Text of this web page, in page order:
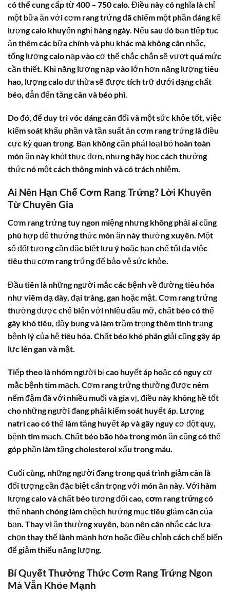
có thể cung cấp từ 400 – 750 calo. Điều này có nghĩa là chỉ
một bữa ăn với cơm rang trứng đã chiếm một phần đáng kể
lượng calo khuyến nghị hàng ngày. Nếu sau đó bạn tiếp tục
ăn thêm các bữa chính và phụ khác mà không cân nhắc,
tổng lượng calo nạp vào cơ thể chắc chắn sẽ vượt quá mức
cần thiết. Khi năng lượng nạp vào lớn hơn năng lượng tiêu
hao, lượng calo dư thừa sẽ được tích trữ dưới dạng chất
béo, dẫn đến tăng cân và béo phì.
Do đó, để duy trì vóc dáng cân đối và một sức khỏe tốt, việc
kiểm soát khẩu phần và tần suất ăn cơm rang trứng là điều
cực kỳ quan trọng. Bạn không cần phải loại bỏ hoàn toàn
món ăn này khỏi thực đơn, nhưng hãy học cách thưởng
thức nó một cách thông minh và có trách nhiệm.
Ai Nên Hạn Chế Cơm Rang Trứng? Lời Khuyên
Từ Chuyên Gia
Cơm rang trứng tuy ngon miệng nhưng không phải ai cũng
phù hợp để thưởng thức món ăn này thường xuyên. Một
số đối tượng cần đặc biệt lưu ý hoặc hạn chế tối đa việc
tiêu thụ cơm rang trứng để bảo vệ sức khỏe.
Đầu tiên là những người mắc các bệnh về đường tiêu hóa
như viêm dạ dày, đại tràng, gan hoặc mật. Cơm rang trứng
thường được chế biến với nhiều dầu mỡ, chất béo có thể
gây khó tiêu, đầy bụng và làm trầm trọng thêm tình trạng
bệnh lý của hệ tiêu hóa. Chất béo khó phân giải cũng gây áp
lực lên gan và mật.
Tiếp theo là nhóm người bị cao huyết áp hoặc có nguy cơ
mắc bệnh tim mạch. Cơm rang trứng thường được nêm
nếm đậm đà với nhiều muối và gia vị, điều này không hề tốt
cho những người đang phải kiểm soát huyết áp. Lượng
natri cao có thể làm tăng huyết áp và gây nguy cơ đột quỵ,
bệnh tim mạch. Chất béo bão hòa trong món ăn cũng có thể
góp phần làm tăng cholesterol xấu trong máu.
Cuối cùng, những người đang trong quá trình giảm cân là
đối tượng cần đặc biệt cẩn trọng với món ăn này. Với hàm
lượng calo và chất béo tương đối cao, cơm rang trứngcó
thể nhanh chóng làm chệch hướng mục tiêu giảm cân của
bạn. Thay vì ăn thường xuyên, bạn nên cân nhắc các lựa
chọn thay thế lành mạnh hơn hoặc điều chỉnh cách chế biến
để giảm thiểu năng lượng.
Bí Quyết Thưởng Thức Cơm Rang Trứng Ngon
Mà Vẫn Khỏe Mạnh